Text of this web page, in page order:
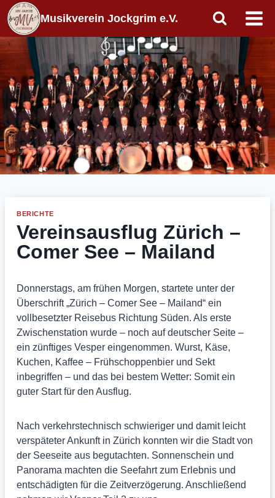
Zum
Inhalt
springen
Musikverein Jockgrim e.V.
BERICHTE
Vereinsausflug Zürich –
Comer See – Mailand
Donnerstags, am frühen Morgen, startete unter der
Überschrift „Zürich – Comer See – Mailand“ ein
vollbesetzter Reisebus Richtung Süden. Als erste
Zwischenstation wurde – noch auf deutscher Seite –
ein zünftiges Vesper eingenommen. Wurst, Käse,
Kuchen, Kaffee – Frühschoppenbier und Sekt
inbegriffen – und das bei bestem Wetter: Somit ein
guter Start für den Ausflug.
Nach verkehrstechnisch schwieriger und damit leicht
verspäteter Ankunft in Zürich konnten wir die Stadt von
der Seeseite aus begutachten. Sonnenschein und
Panorama machten die Seefahrt zum Erlebnis und
entschädigten für die Zeitverzögerung. Anschließend